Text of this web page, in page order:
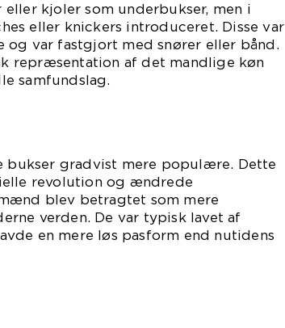
kjoler som underbukser, men i
eller knickers introduceret. Disse var
og var fastgjort med snører eller bånd.
repræsentation af det mandlige køn
samfundslag.
bukser gradvist mere populære. Dette
revolution og ændrede
blev betragtet som mere
verden. De var typisk lavet af
en mere løs pasform end nutidens